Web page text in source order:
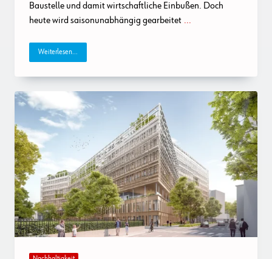
Fenstereinbau
Im
Baustelle und damit wirtschaftliche Einbußen. Doch
heute wird saisonunabhängig gearbeitet ...
Weiterlesen...